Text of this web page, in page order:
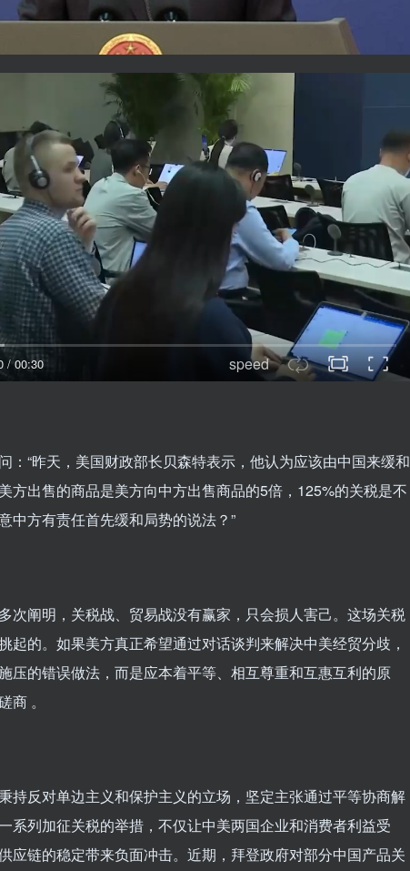
/00:30 speed
：“昨天，美国财政部长贝森特表示，他认为应该由中国来缓和
方出售的商品是美方向中方出售商品的5倍，125%的关税是不
中方有责任首先缓和局势的说法？”
次阐明，关税战、贸易战没有赢家，只会损人害己。这场关税
起的。如果美方真正希望通过对话谈判来解决中美经贸分歧，
压的错误做法，而是应本着平等、相互尊重和互惠互利的原
商 。
持反对单边主义和保护主义的立场，坚定主张通过平等协商解
系列加征关税的举措，不仅让中美两国企业和消费者利益受
应链的稳定带来负面冲击。近期，拜登政府对部分中国产品关